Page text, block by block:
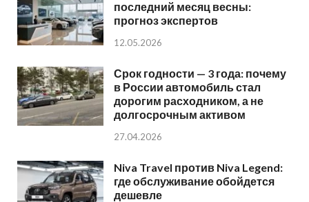
последний месяц весны:
прогноз экспертов
12.05.2026
Срок годности — 3 года: почему
в России автомобиль стал
дорогим расходником, а не
долгосрочным активом
27.04.2026
Niva Travel против Niva Legend:
где обслуживание обойдется
дешевле